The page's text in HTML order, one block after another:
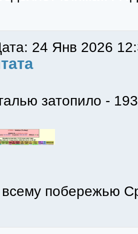
24 Янв 2026
затопило -
побережью